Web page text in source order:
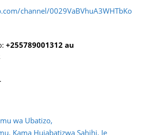
channel/0029VaBVhuA3WHTbKo
+255789001312 au
wa Ubatizo,
Kama Hujabatizwa Sahihi, Je